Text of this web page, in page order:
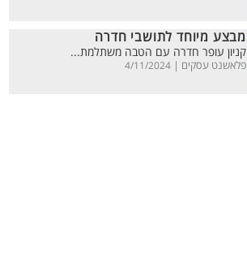
מבצע מיוחד לתושבי חדרה
קניון עופר חדרה עם הטבה משתלמת...
פלאשנט עסקים | 4/11/2024